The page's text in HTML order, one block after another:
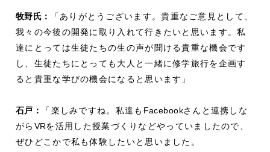
牧野氏：
「ありがとうございます。貴重なご意見として、
我々の今後の開発に取り入れて行きたいと思います。私
達にとっては生徒たちの生の声が聞ける貴重な機会です
し、生徒たちにとっても大人と一緒に修学旅行を企画す
ると貴重な学びの機会になると思います」
石戸： 「楽しみですね。私達も Facebookさんと連携しな
がら VRを活用した授業づくりなどやっていましたので、
ぜひどこかで私も体験したいと思いました。